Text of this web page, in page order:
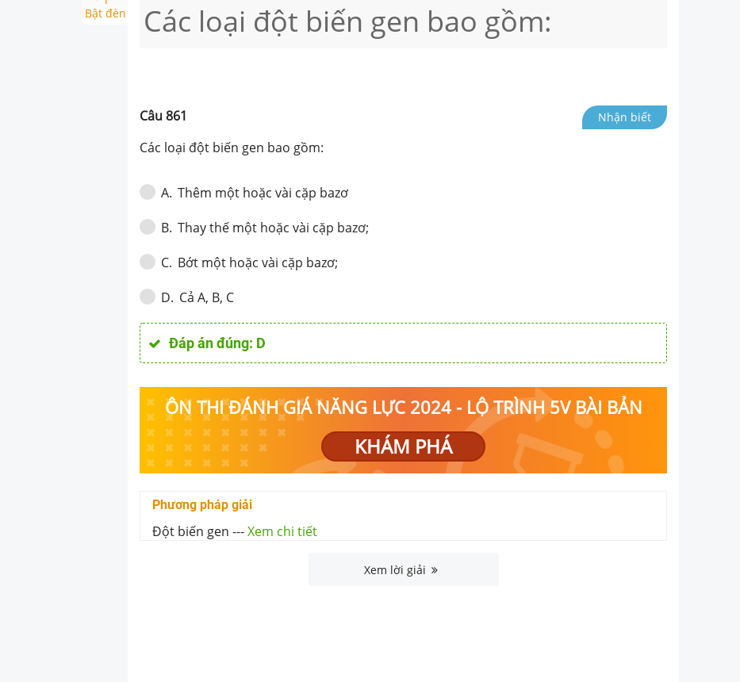
Bật đèn Các loại đột biến gen bao gồm:
Câu861 Nhận biết
Các loại đột biến gen bao gồm:
A. Thêm một hoặc vài cặp bazơ
B. Thay thế một hoặc vài cặp bazơ;
C. Bớt một hoặc vài cặp bazơ;
D. Cả A, B, C
Đáp án đúng: D
ÔN THI ĐÁNH GIÁ NĂNG LỰC 2024 - LỘ TRÌNH 5V BÀI BẢN
KHÁM PHÁ
Phương pháp giải
Đột biến gen ---Xem chi tiết
Xem lời giải